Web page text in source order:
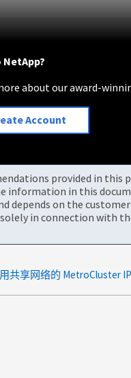
about our award-
Account
provided in this
information in this
depends on the
in connection with